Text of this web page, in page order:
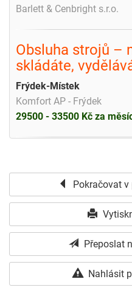
Barlett & Cenbright s.r.o.
Obsluha strojů –
skládáte,
Frýdek-Místek
Komfort AP - Frýdek
29500 - 33500 Kč za
Pokračovat
Přeposlat
Nahlásit